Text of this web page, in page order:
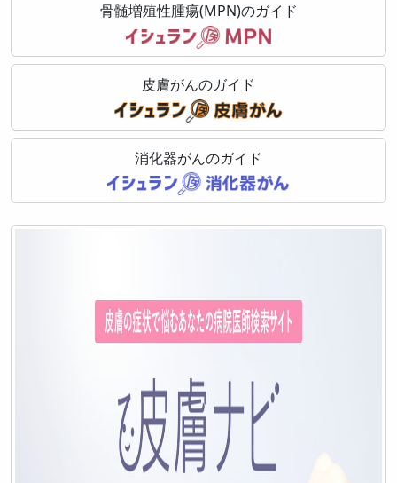
骨髄増殖性腫瘍(MPN)のガイド
皮膚がんのガイド
消化器がんのガイド